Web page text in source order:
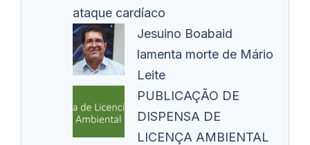
ataque cardíaco
Jesuino Boabaid
lamenta morte de Mário
Leite
PUBLICAÇÃO DE
DISPENSA DE
LICENÇA AMBIENTAL